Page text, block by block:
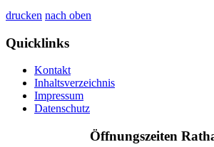
drucken nach oben
Quicklinks
Kontakt
Inhaltsverzeichnis
Impressum
Datenschutz
Öffnungszeiten